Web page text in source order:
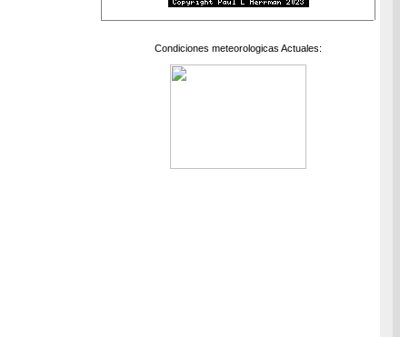
Condiciones meteorologicas Actuales: